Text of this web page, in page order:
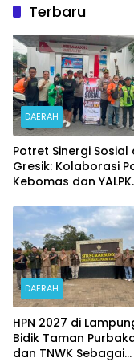
Terbaru
DAERAH
Potret Sinergi Sosial
Gresik: Kolaborasi
Kebomas dan YALPK
Ojol dan Warga
DAERAH
HPN 2027 di
Bidik Taman
dan TNWK Sebagai